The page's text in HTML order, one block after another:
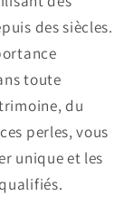
des siècles.
toute
du
perles, vous
unique et les